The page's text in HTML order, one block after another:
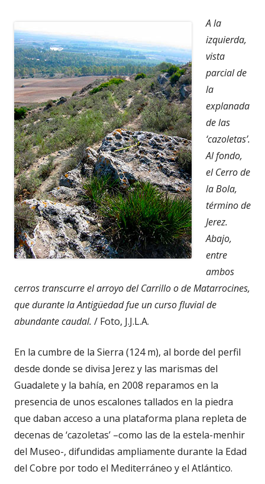
A la
izquierda,
vista
parcial de
la
explanada
de las
‘cazoletas’.
Al fondo,
el Cerro de
la Bola,
término de
Jerez.
Abajo,
entre
ambos
cerros transcurre el arroyo del Carrillo o de Matarrocines,
que durante la Antigüedad fue un curso fluvial de
abundante caudal. / Foto, J.J.L.A.
En la cumbre de la Sierra (124 m), al borde del perfil
desde donde se divisa Jerez y las marismas del
Guadalete y la bahía, en 2008 reparamos en la
presencia de unos escalones tallados en la piedra
que daban acceso a una plataforma plana repleta de
decenas de ‘cazoletas’ –como las de la estela-menhir
del Museo-, difundidas ampliamente durante la Edad
del Cobre por todo el Mediterráneo y el Atlántico.